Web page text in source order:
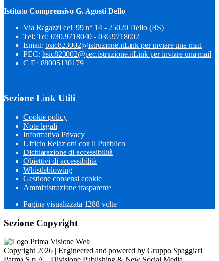
Istituto Comprensivo G. Agosti Dello
Via Ragazzi del '99 n° 14 - 25020 Dello (BS)
Tel: Tel: 030.9718040 - 030.9718002
Email: bsic823002@istruzione.itLink per inviare una mail
PEC: bsic823002@pec.istruzione.itLink per inviare una mail
C.F.: 88005130179
Sezione Link Utili
Cookie policy
Note legali
Informativa Privacy
Ufficio Relazioni con il Pubblico
Dichiarazione di accessibilità
Obiettivi di accessibilità
Whistleblowing
Gestione consensi cookie
Amministrazione trasparente
Pagina visualizzata 1288 volte
Sezione Copyright
Copyright 2026 | Engineered and powered by Gruppo Spaggiari